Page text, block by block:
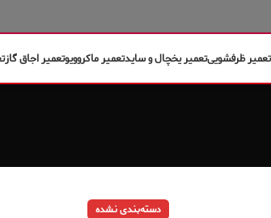
تعمیر ظرفشوییتعمیر یخچال و سایدتعمیر ماکروویوتعمیر اجاق گاز
دسته‌بندی نشده